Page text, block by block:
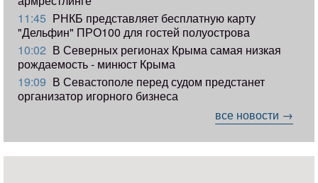
11:45 РНКБ представляет бесплатную карту
"Дельфин" ПРО100 для гостей полуострова
10:02 В Северных регионах Крыма самая низкая
рождаемость - минюст Крыма
19:09 В Севастополе перед судом предстанет
организатор игорного бизнеса
все новости →